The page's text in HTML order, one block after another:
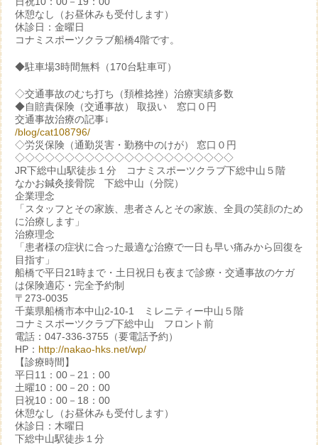
休憩なし（お昼休みも受付します）
休診日：金曜日
コナミスポーツクラブ船橋4階です。
◆駐車場3時間無料（170台駐車可）
◇交通事故のむち打ち（頚椎捻挫）治療実績多数
◆自賠責保険（交通事故） 取扱い 窓口０円
交通事故治療の記事↓
/blog/cat108796/
◇労災保険（通勤災害・勤務中のけが） 窓口０円
◇◇◇◇◇◇◇◇◇◇◇◇◇◇◇◇◇◇◇◇◇◇
JR下総中山駅徒歩１分 コナミスポーツクラブ下総中山５階
なかお鍼灸接骨院 下総中山（分院）
企業理念
「スタッフとその家族、患者さんとその家族、全員の笑顔のため
に治療します」
治療理念
「患者様の症状に合った最適な治療で一日も早い痛みから回復を
目指す」
船橋で平日21時まで・土日祝日も夜まで診療・交通事故のケガ
は保険適応・完全予約制
〒273-0035
千葉県船橋市本中山2-10-1 ミレニティー中山５階
コナミスポーツクラブ下総中山 フロント前
電話：047-336-3755（要電話予約）
HP： http://nakao-hks.net/wp/
【診療時間】
平日11：00－21：00
土曜10：00－20：00
日祝10：00－18：00
休憩なし（お昼休みも受付します）
休診日：木曜日
下総中山駅徒歩１分